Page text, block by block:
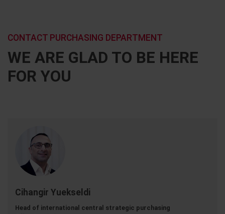
WE ARE GLAD TO BE HERE
FOR YOU
CONTACT PURCHASING DEPARTMENT
Cihangir Yuekseldi
Head of international central strategic purchasing